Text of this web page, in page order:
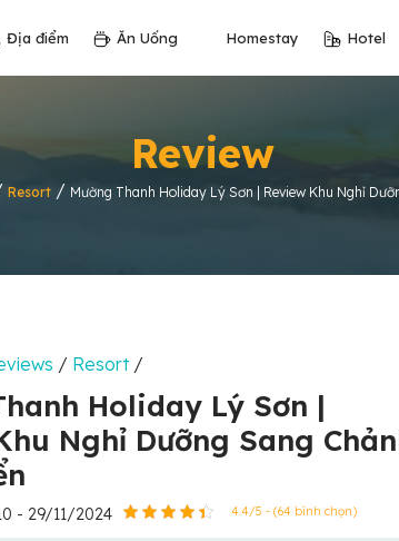
Địa điểm Ăn Uống Homestay Hotel
Review
Resort / Mường Thanh Holiday Lý Sơn | Review Khu Nghỉ
/ Resort/
Holiday Lý Sơn |
Nghỉ Dưỡng Sang
- 29/11/2024 4.4/5 - (64 bình chọn)